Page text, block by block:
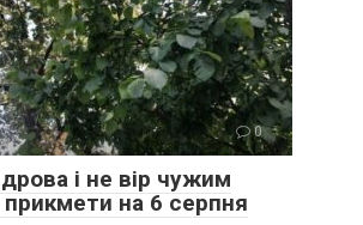
0
і не вір чужим
на 6 серпня